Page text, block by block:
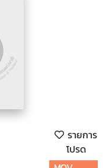
รายการ
โปรด